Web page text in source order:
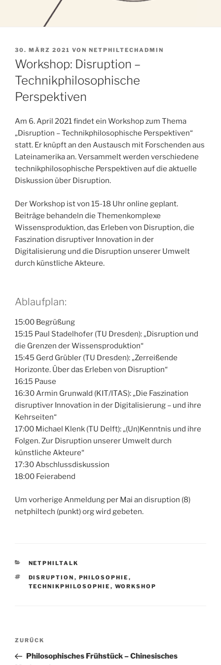
VERÖFFENTLICHT
AM
30. MÄRZ 2021 VON NETPHILTECHADMIN
Workshop: Disruption –
Technikphilosophische
Perspektiven
Am 6. April 2021 findet ein Workshop zum Thema
„Disruption – Technikphilosophische Perspektiven“
statt. Er knüpft an den Austausch mit Forschenden aus
Lateinamerika an. Versammelt werden verschiedene
technikphilosophische Perspektiven auf die aktuelle
Diskussion über Disruption.
Der Workshop ist von 15-18 Uhr online geplant.
Beiträge behandeln die Themenkomplexe
Wissensproduktion, das Erleben von Disruption, die
Faszination disruptiver Innovation in der
Digitalisierung und die Disruption unserer Umwelt
durch künstliche Akteure.
Ablaufplan:
15:00 Begrüßung
15:15 Paul Stadelhofer (TU Dresden): „Disruption und
die Grenzen der Wissensproduktion“
15:45 Gerd Grübler (TU Dresden): „Zerreißende
Horizonte. Über das Erleben von Disruption“
16:15 Pause
16:30 Armin Grunwald (KIT/ITAS): „Die Faszination
disruptiver Innovation in der Digitalisierung – und ihre
Kehrseiten“
17:00 Michael Klenk (TU Delft): „(Un)Kenntnis und ihre
Folgen. Zur Disruption unserer Umwelt durch
künstliche Akteure“
17:30 Abschlussdiskussion
18:00 Feierabend
Um vorherige Anmeldung per Mai an disruption (8)
netphiltech (punkt) org wird gebeten.
KATEGORIEN
NETPHILTALK
SCHLAGWÖRTER
DISRUPTION , PHILOSOPHIE ,
TECHNIKPHILOSOPHIE , WORKSHOP
Beitragsnavigation
Vorheriger
Beitrag
ZURÜCK
Philosophisches Frühstück – Chinesisches